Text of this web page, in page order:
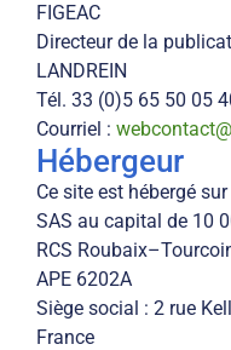
FIGEAC
Directeur de la
LANDREIN
Tél. 33 (0)5 65 50 05
Courriel :
Hébergeur
Ce site est hébergé
SAS au capital de 10
RCS
APE 6202A
Siège social : 2 rue
France